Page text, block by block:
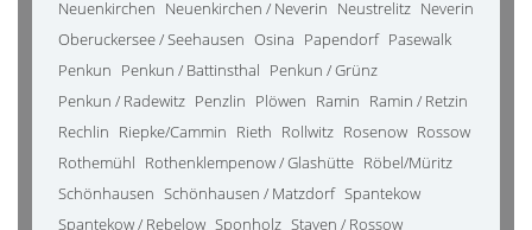
Neuenkirchen Neuenkirchen / Neverin Neustrelitz Neverin
Oberuckersee / Seehausen Osina Papendorf Pasewalk
Penkun Penkun / Battinsthal Penkun / Grünz
Penkun / Radewitz Penzlin Plöwen Ramin Ramin / Retzin
Rechlin Riepke/Cammin Rieth Rollwitz Rosenow Rossow
Rothemühl Rothenklempenow / Glashütte Röbel/Müritz
Schönhausen Schönhausen / Matzdorf Spantekow
Spantekow / Rebelow Sponholz Staven / Rossow